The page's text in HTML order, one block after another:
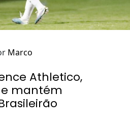
Marco
Athletico,
mantém